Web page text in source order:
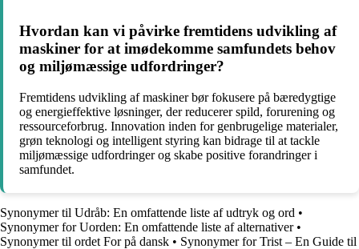
Hvordan kan vi påvirke fremtidens udvikling af
maskiner for at imødekomme samfundets behov
og miljømæssige udfordringer?
Fremtidens udvikling af maskiner bør fokusere på bæredygtige
og energieffektive løsninger, der reducerer spild, forurening og
ressourceforbrug. Innovation inden for genbrugelige materialer,
grøn teknologi og intelligent styring kan bidrage til at tackle
miljømæssige udfordringer og skabe positive forandringer i
samfundet.
Synonymer til Udråb: En omfattende liste af udtryk og ord •
Synonymer for Uorden: En omfattende liste af alternativer•
Synonymer til ordet For på dansk • Synonymer for Trist – En Guide til